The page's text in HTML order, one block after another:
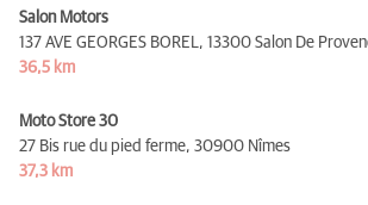
Salon Motors
137 AVE GEORGES BOREL, 13300 Salon De
36,5 km
Moto Store 30
27 Bis rue du pied ferme, 30900 Nîmes
37,3 km